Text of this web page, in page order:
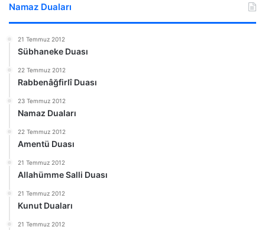
Namaz Duaları
21 Temmuz 2012
Sübhaneke Duası
22 Temmuz 2012
Rabbenâğfirlî Duası
23 Temmuz 2012
Namaz Duaları
22 Temmuz 2012
Amentü Duası
21 Temmuz 2012
Allahümme Salli Duası
21 Temmuz 2012
Kunut Duaları
21 Temmuz 2012